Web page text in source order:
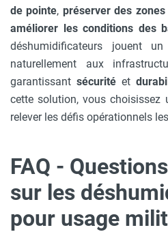
de pointe, préserver des
améliorer les conditions des
déshumidificateurs jouent
naturellement aux
garantissant sécurité et
cette solution, vous choisissez
relever les défis opérationnels
FAQ -
sur les
pour usage